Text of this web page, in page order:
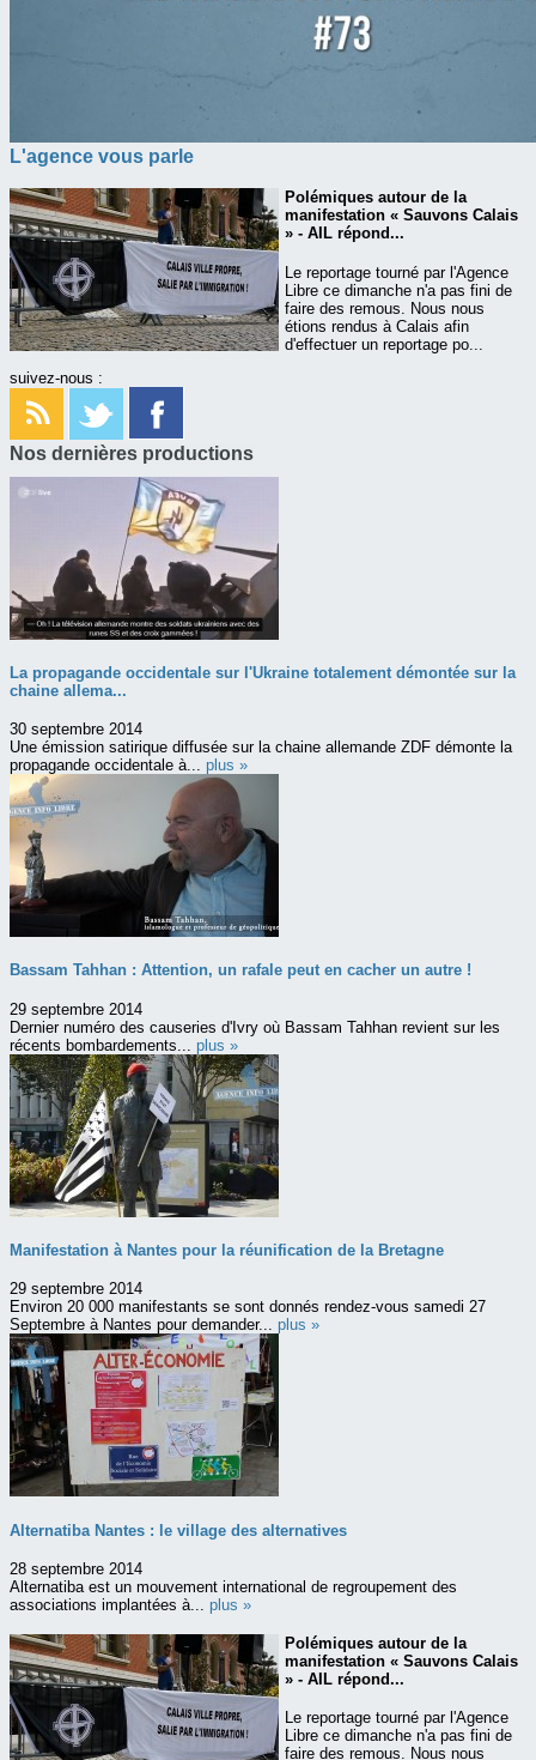
L'agence vous parle
Polémiques autour de la
manifestation « Sauvons Calais
» - AIL répond...
Le reportage tourné par l'Agence
Libre ce dimanche n'a pas fini de
faire des remous. Nous nous
étions rendus à Calais afin
d'effectuer un reportage po...
suivez-nous :
Nos dernières productions
La propagande occidentale sur l'Ukraine totalement démontée sur la
chaine allema...
30 septembre 2014
Une émission satirique diffusée sur la chaine allemande ZDF démonte la
propagande occidentale à... plus »
Bassam Tahhan : Attention, un rafale peut en cacher un autre !
29 septembre 2014
Dernier numéro des causeries d'Ivry où Bassam Tahhan revient sur les
récents bombardements... plus »
Manifestation à Nantes pour la réunification de la Bretagne
29 septembre 2014
Environ 20 000 manifestants se sont donnés rendez-vous samedi 27
Septembre à Nantes pour demander... plus »
Alternatiba Nantes : le village des alternatives
28 septembre 2014
Alternatiba est un mouvement international de regroupement des
associations implantées à... plus »
Polémiques autour de la
manifestation « Sauvons Calais
» - AIL répond...
Le reportage tourné par l'Agence
Libre ce dimanche n'a pas fini de
faire des remous. Nous nous